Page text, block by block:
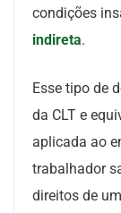
condições
indireta.
Esse tipo de
da CLT e
aplicada ao
trabalhador
direitos de